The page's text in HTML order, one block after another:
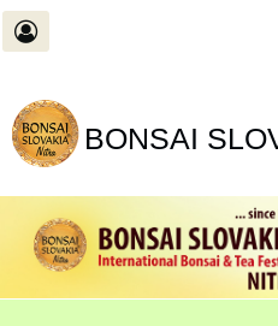
BONSAI